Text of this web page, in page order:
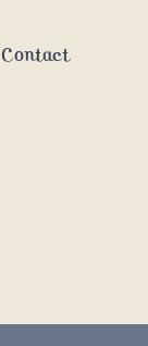
Contact